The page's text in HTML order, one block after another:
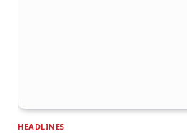
HEADLINES